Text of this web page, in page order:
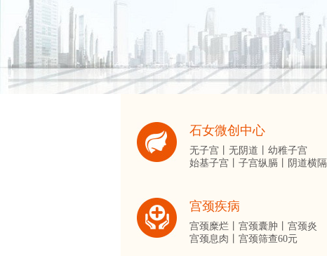
石女微创中心
无子宫丨 无阴道丨 幼稚子宫
始基子宫丨 子宫纵膈丨 阴道横隔
宫颈疾病
宫颈糜烂丨 宫颈囊肿丨 宫颈炎
宫颈息肉丨 宫颈筛查60元